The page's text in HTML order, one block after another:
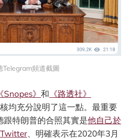
Telegram頻道截圖
《Snopes》 和 《路透社》
均充分說明了這一點。最重要
跟特朗普的合照其實是他自己於
、明確表示在2020年3月